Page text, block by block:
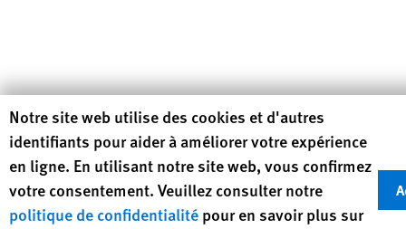
Human Rights Watch cookie preferences
Notre site web utilise des cookies et d'autres
identifiants pour aider à améliorer votre expérience
en ligne. En utilisant notre site web, vous confirmez
votre consentement. Veuillez consulter notre
politique de confidentialité pour en savoir plus sur